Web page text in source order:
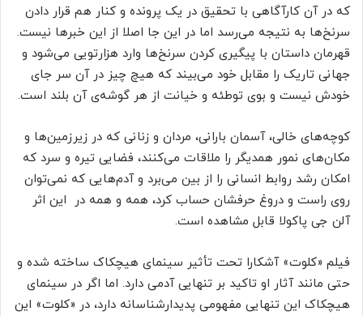
که در آن کارآگاهی با تحقیق در یک پرونده و کنار هم قرار دادن
سرنخ‌ها به نتیجه می‌رسد اما در این جا اصلا از این خبرها نیست.
قهرمان داستان با پیگیری کردن سرنخ‌ها وارد هزارتویی می‌شود و
جهانی تاریک را مقابل خود می‌بیند که هیچ چیز در آن سر جای
خودش نیست و بوی توطئه و خیانت از هر گوشه‌ی آن بلند است.
کوچه‌های خالی، آسمان بارانی، مردان و زنانی که در زیرزمین‌ها و
مکان‌های نمور همدیگر را ملاقات می‌کنند، فضایی تیره و سرد که
امکان رشد روابط انسانی را از بین می‌برد و آدم‌هایی که نمی‌توان
روی راست و دروغ حرفشان حساب کرد، همه و همه در این اثر
آلن جی پاکولا قابل مشاهده است.
فیلم «کلوت» آشکارا تحت تأثیر سینمای هیچکاک ساخته شده و
حتی مانند آثار او تاکید بر تنهایی آدمی دارد. اما اگر در سینمای
هیچکاک این تنهایی مفهومی پدیدارشناسانه دارد، در «کلوت» این